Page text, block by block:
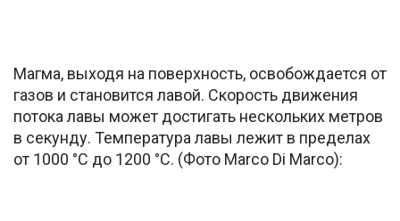
Магма, выходя на поверхность, освобождается от
газов и становится лавой. Скорость движения
потока лавы может достигать нескольких метров
в секунду. Температура лавы лежит в пределах
от 1000 °С до 1200 °C. (Фото Marco Di Marco):